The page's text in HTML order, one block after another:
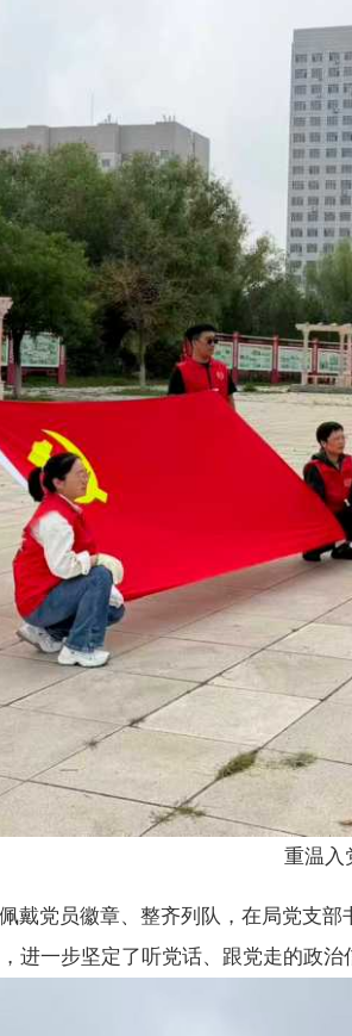
重温入
戴党员徽章、整齐列队， 在局党支部
，进一步坚定了听党话、跟党走的政